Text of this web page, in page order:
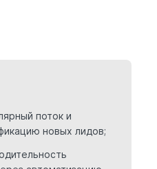
поток и
новых лидов;